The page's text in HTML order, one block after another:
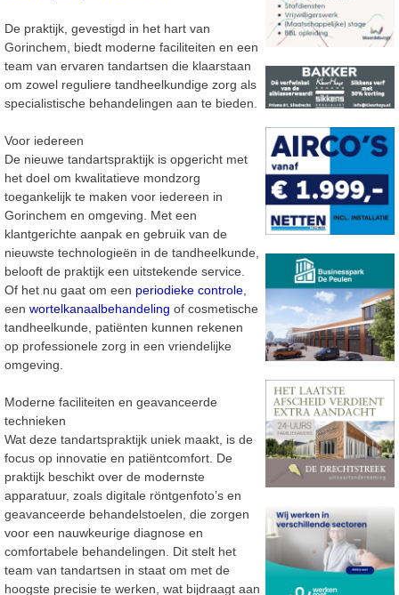
De praktijk, gevestigd in het hart van
Gorinchem, biedt moderne faciliteiten en een
team van ervaren tandartsen die klaarstaan
om zowel reguliere tandheelkundige zorg als
specialistische behandelingen aan te bieden.
Voor iedereen
De nieuwe tandartspraktijk is opgericht met
het doel om kwalitatieve mondzorg
toegankelijk te maken voor iedereen in
Gorinchem en omgeving. Met een
klantgerichte aanpak en gebruik van de
nieuwste technologieën in de tandheelkunde,
belooft de praktijk een uitstekende service.
Of het nu gaat om een periodieke controle,
een wortelkanaalbehandeling of cosmetische
tandheelkunde, patiënten kunnen rekenen
op professionele zorg in een vriendelijke
omgeving.
Moderne faciliteiten en geavanceerde
technieken
Wat deze tandartspraktijk uniek maakt, is de
focus op innovatie en patiëntcomfort. De
praktijk beschikt over de modernste
apparatuur, zoals digitale röntgenfoto’s en
geavanceerde behandelstoelen, die zorgen
voor een nauwkeurige diagnose en
comfortabele behandelingen. Dit stelt het
team van tandartsen in staat om met de
hoogste precisie te werken, wat bijdraagt aan